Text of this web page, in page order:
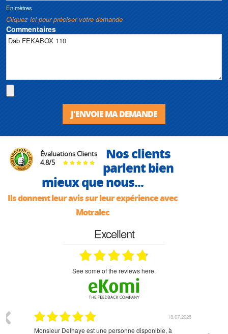
En mètres
Cliquez ici pour préciser votre demande
Commentaires
J'ENVOIE MA DEMANDE
Évaluations Clients
4.8/5
Nos clients
parlent bien
mieux que nous...
Ils donnent leur avis sur leur expérience avec
Motralec
Excellent
see some of the reviews here.
18.07.2026
Monsieur Delhaye est une personne disponible, à